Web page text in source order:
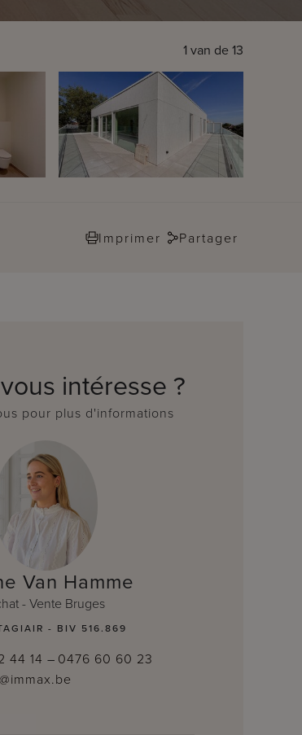
1 van de13
Imprimer Partager
intéresse ?
pour plus d'informations
Van Hamme
- Vente Bruges
- BIV 516.869
44 14 – 0476 60 60 23